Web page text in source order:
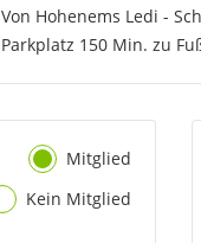
Von Hohenems Ledi -
Parkplatz 150 Min. zu
Mitglied
Kein Mitglied